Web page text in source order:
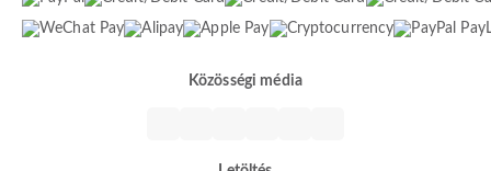
Közösségi média